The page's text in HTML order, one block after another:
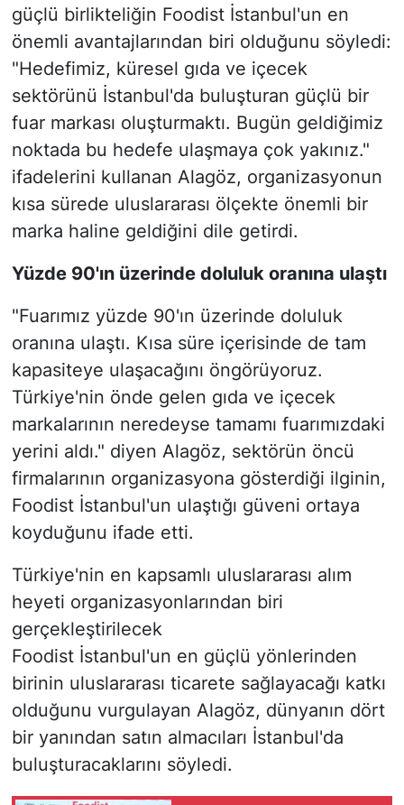
güçlü birlikteliğin Foodist İstanbul'un en
önemli avantajlarından biri olduğunu söyledi:
"Hedefimiz, küresel gıda ve içecek
sektörünü İstanbul'da buluşturan güçlü bir
fuar markası oluşturmaktı. Bugün geldiğimiz
noktada bu hedefe ulaşmaya çok yakınız."
ifadelerini kullanan Alagöz, organizasyonun
kısa sürede uluslararası ölçekte önemli bir
marka haline geldiğini dile getirdi.
Yüzde 90'ın üzerinde doluluk oranına ulaştı
"Fuarımız yüzde 90'ın üzerinde doluluk
oranına ulaştı. Kısa süre içerisinde de tam
kapasiteye ulaşacağını öngörüyoruz.
Türkiye'nin önde gelen gıda ve içecek
markalarının neredeyse tamamı fuarımızdaki
yerini aldı." diyen Alagöz, sektörün öncü
firmalarının organizasyona gösterdiği ilginin,
Foodist İstanbul'un ulaştığı güveni ortaya
koyduğunu ifade etti.
Türkiye'nin en kapsamlı uluslararası alım
heyeti organizasyonlarından biri
gerçekleştirilecek
Foodist İstanbul'un en güçlü yönlerinden
birinin uluslararası ticarete sağlayacağı katkı
olduğunu vurgulayan Alagöz, dünyanın dört
bir yanından satın almacıları İstanbul'da
buluşturacaklarını söyledi.